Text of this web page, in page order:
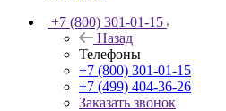
+7 (800) 301-01-15
Назад
Телефоны
+7 (800) 301-01-15
+7 (499) 404-36-26
Заказать звонок